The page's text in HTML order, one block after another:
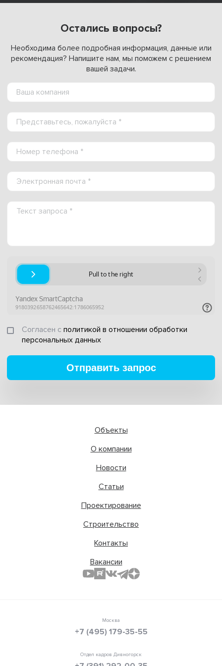
Остались вопросы?
Необходима более подробная информация, данные или
рекомендация? Напишите нам, мы поможем с решением
вашей задачи.
Согласен с политикой в отношении обработки
персональных данных
Отправить запрос
Объекты
О компании
Новости
Статьи
Проектирование
Строительство
Контакты
Вакансии
Москва
+7 (495) 179-35-55
Отдел кадров Дивногорск